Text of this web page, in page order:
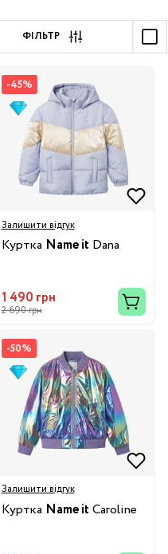
ФІЛЬТР
-45%
Залишити відгук
Куртка Name it Dana
1 490 грн
2 690 грн
-50%
Залишити відгук
Куртка Name it Caroline